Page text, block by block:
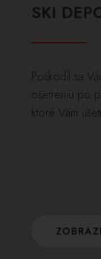
SKI
Poškodil sa
ošetreniu po
ktoré Vám